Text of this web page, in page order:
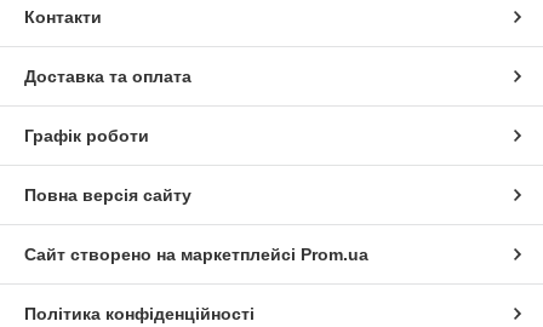
Контакти
Доставка та оплата
Графік роботи
Повна версія сайту
Сайт створено на маркетплейсі Prom.ua
Політика конфіденційності